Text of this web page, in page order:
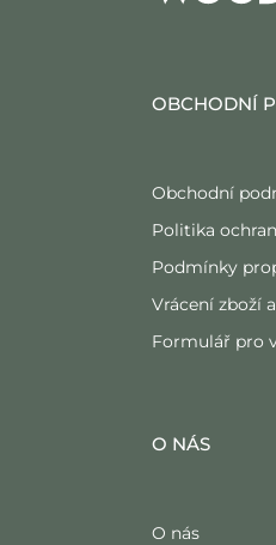
OBCHODNÍ
Obchodní
Politika
Podmínky
Vrácení zboží
Formulář pro
O NÁS
O nás